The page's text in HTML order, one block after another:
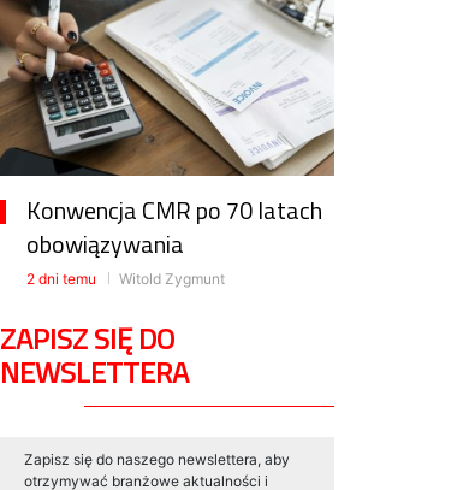
Konwencja CMR po 70 latach
obowiązywania
2 dni temu Witold Zygmunt
ZAPISZ SIĘ DO
NEWSLETTERA
Zapisz się do naszego newslettera, aby
otrzymywać branżowe aktualności i